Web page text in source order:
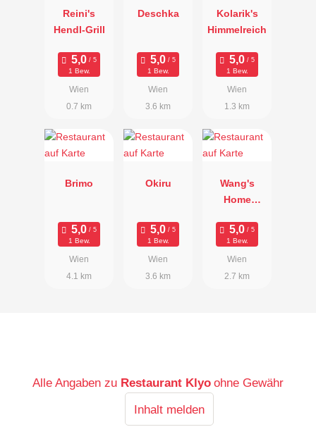
Reini's
Hendl-Grill
1 Bew.
Wien
0.7 km
Deschka
1 Bew.
Wien
3.6 km
Kolarik's
Himmelreich
1 Bew.
Wien
1.3 km
Brimo
1 Bew.
Wien
4.1 km
Okiru
1 Bew.
Wien
3.6 km
Wang's
Home
1 Bew.
Wien
2.7 km
Alle Angaben zu Restaurant Klyo ohne Gewähr
Inhalt melden